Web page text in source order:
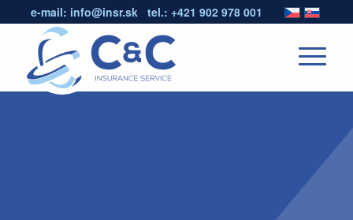
e-mail: info@insr.sktel.: +421 902 978 001